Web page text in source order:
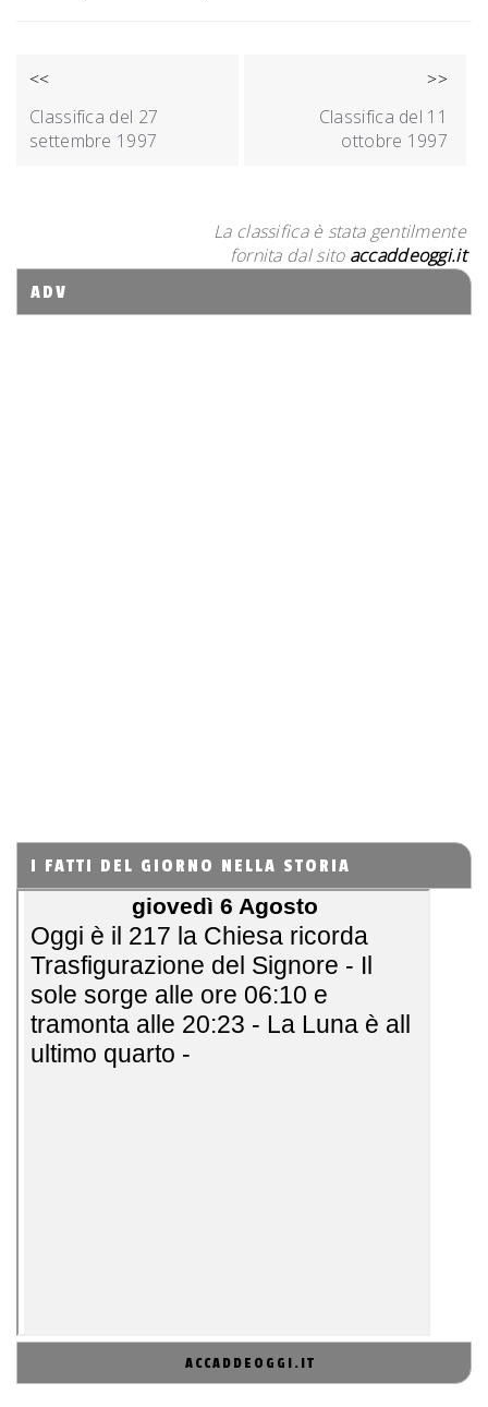
NAVIGAZIONE
ARTICOLI
<<
Classifica del 27
settembre 1997
>>
Classifica del 11
ottobre 1997
La classifica è stata gentilmente
fornita dal sito accaddeoggi.it
ADV
I FATTI DEL GIORNO NELLA STORIA
ACCADDEOGGI.IT